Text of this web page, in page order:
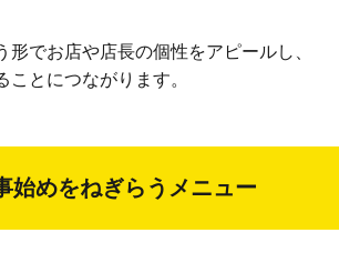
形でお店や店長の個性をアピールし、
ことにつながります。
始めをねぎらうメニュー